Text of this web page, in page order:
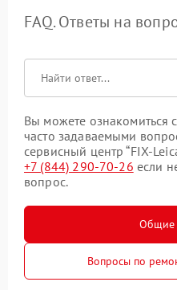
FAQ. Ответы на
Вы можете
часто задаваемыми
сервисный центр “FIX-
+7 (844) 290-70-26 если
вопрос.
Общие
Вопросы по